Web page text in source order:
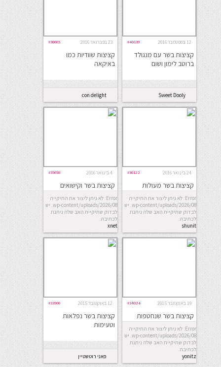
12 בספטמבר 2016 #40139
קציצות בשר עם מנגולד
ברוטב לימון ושום
Sweet Dooly
23 בפברואר 2016 #36665
קציצות שוודיות כמו
באיקאה
con delight
24 בינואר 2016 #36122
קציצות בשר מעולות
Error: לא ניתן ליצור את התיקייה
wp-content/uploads/2026/08. יש
לבדוק שתיקיית האב שלה ניתנת
לכתיבה.
shunit
4 בינואר 2016 #35658
קציצות בשר וקישואים
בתנורError: לא ניתן ליצור את התיקייה
wp-content/uploads/2026/08. יש
לבדוק שתיקיית האב שלה ניתנת
לכתיבה.
xnet
19 באוקטובר 2015 #34024
קציצות בשר שנחטפות
Error: לא ניתן ליצור את התיקייה
wp-content/uploads/2026/08. יש
לבדוק שתיקיית האב שלה ניתנת
לכתיבה.
yonitz
12 באוקטובר 2015 #33906
קציצות בשר נפלאות
וטעימות
פאני רוטשטיין
fanny rothstein